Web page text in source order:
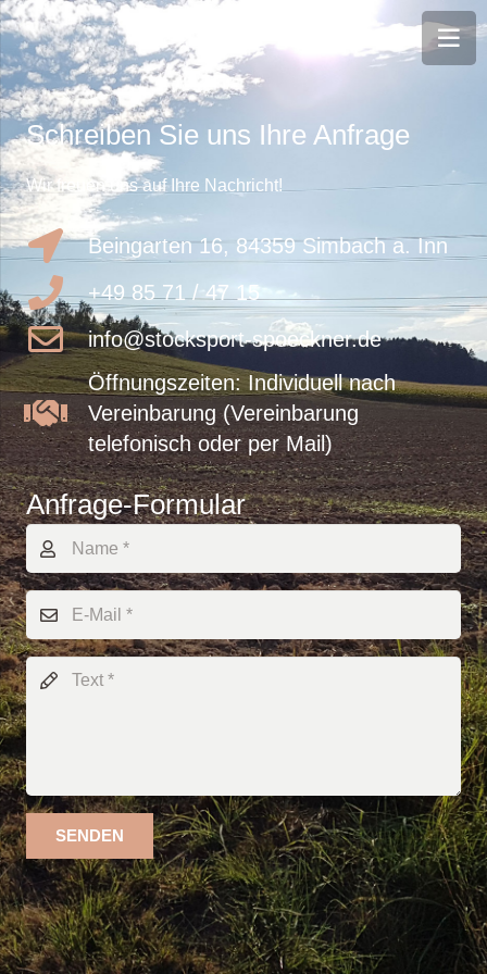
Schreiben Sie uns Ihre Anfrage
Wir freuen uns auf Ihre Nachricht!
Beingarten 16, 84359 Simbach a. Inn
+49 85 71 / 47 15
info@stocksport-spoeckner.de
Öffnungszeiten: Individuell nach
Vereinbarung (Vereinbarung
telefonisch oder per Mail)
Anfrage-Formular
SENDEN